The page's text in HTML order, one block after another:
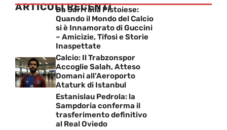
ARTICOLI RECENTI
Da Sarri alla Pistoiese:
Quando il Mondo del Calcio
si è Innamorato di Guccini
– Amicizie, Tifosi e Storie
Inaspettate
Calcio: Il Trabzonspor
Accoglie Salah, Atteso
Domani all’Aeroporto
Ataturk di Istanbul
Estanislau Pedrola: la
Sampdoria conferma il
trasferimento definitivo
al Real Oviedo